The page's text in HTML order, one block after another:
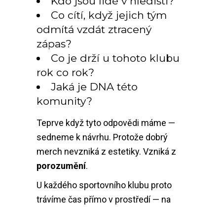
Co cítí, když jejich tým
odmítá vzdát ztracený
zápas?
Co je drží u tohoto klubu
rok co rok?
Jaká je DNA této
komunity?
Teprve když tyto odpovědi máme —
sedneme k návrhu. Protože dobrý
merch nevzniká z estetiky. Vzniká z
porozumění.
U každého sportovního klubu proto
trávíme čas přímo v prostředí — na